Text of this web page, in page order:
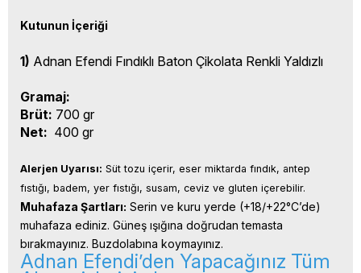
Kutunun İçeriği
1) Adnan Efendi Fındıklı Baton Çikolata Renkli Yaldızlı
Gramaj:
Brüt: 700 gr
Net: 400 gr
Alerjen Uyarısı: Süt tozu içerir, eser miktarda fındık, antep
fıstığı, badem, yer fıstığı, susam, ceviz ve gluten içerebilir.
Muhafaza Şartları: Serin ve kuru yerde (+18/+22°C’de)
muhafaza ediniz. Güneş ışığına doğrudan temasta
bırakmayınız. Buzdolabına koymayınız.
Adnan Efendi’den Yapacağınız Tüm